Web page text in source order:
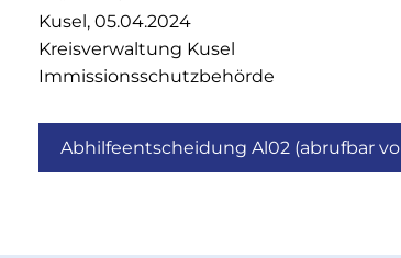
Kusel, 05.04.2024
Kreisverwaltung Kusel
Immissionsschutzbehörde
Abhilfeentscheidung Al02 (abrufbar